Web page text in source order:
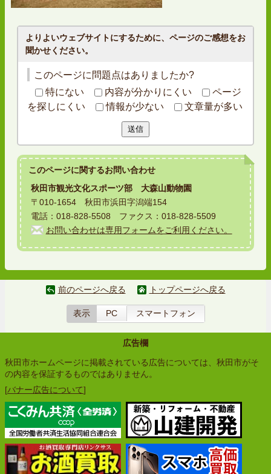
よりよいウェブサイトにするために、ページのご感想をお
聞かせください。
このページに問題点はありましたか?
特にない
内容が分かりにくい
ページ
を探しにくい
情報が少ない 文章量が多い
送信
このページに関するお問い合わせ
秋田市観光文化スポーツ部 大森山動物園
〒010-1654 秋田市浜田字潟端154
電話：018-828-5508 ファクス：018-828-5509
お問い合わせは専用フォームをご利用ください。
前のページへ戻る トップページへ戻る
表示 PC スマートフォン
広告欄
秋田市ホームページに掲載されている広告については、秋田市がそ
の内容を保証するものではありません。
[バナー広告について]